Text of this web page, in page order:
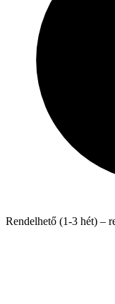
Rendelhető (1-3 hét) –